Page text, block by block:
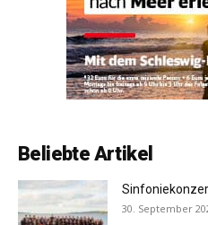
Beliebte Artikel
30. September